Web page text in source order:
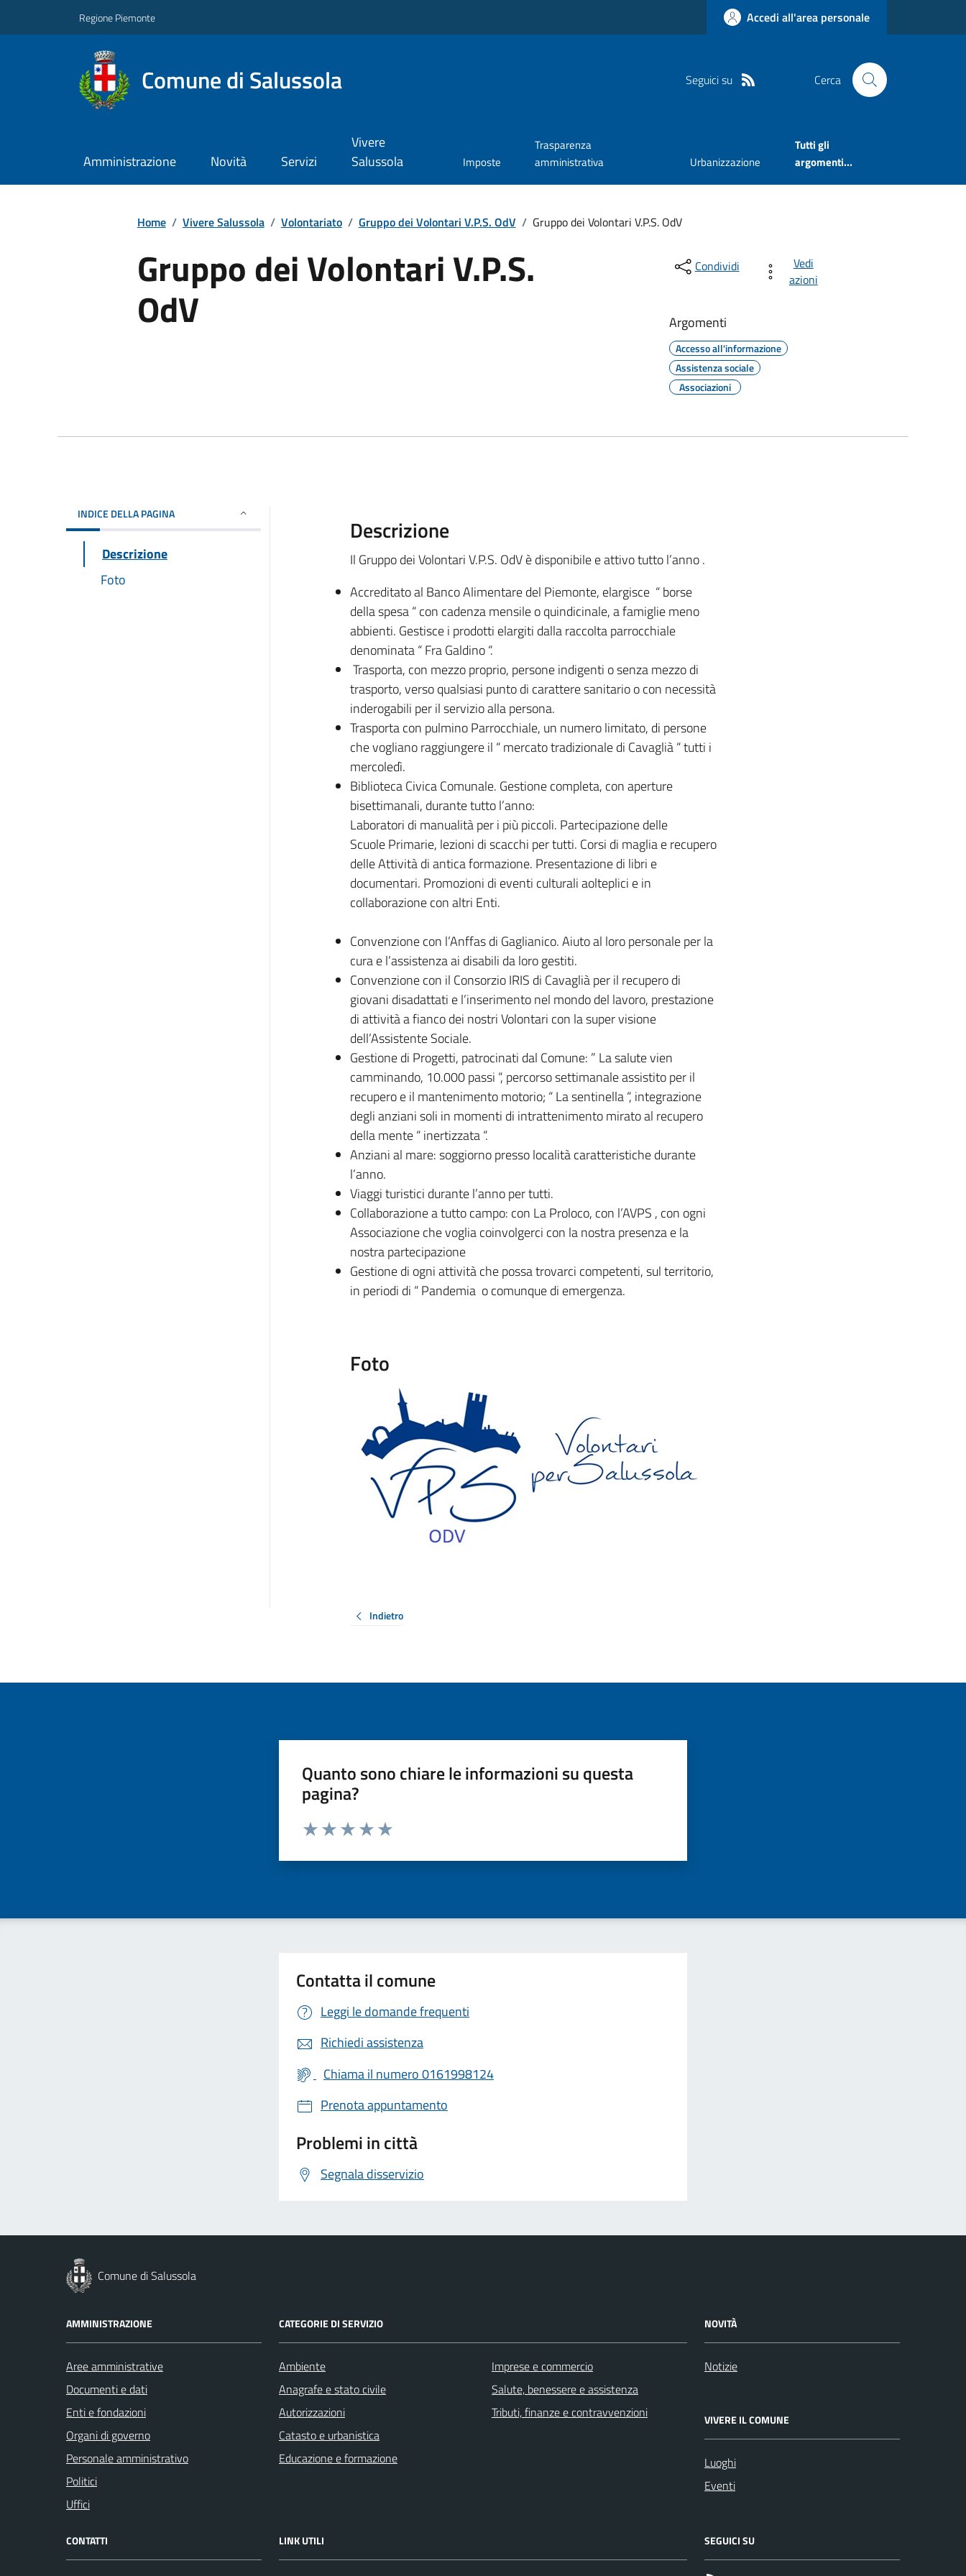
Regione Piemonte Accedi all'area personale
Comune di Salussola Seguici su Cerca
Amministrazione Novità Servizi
Vivere
Salussola
Imposte
Trasparenza
amministrativa
Urbanizzazione
Tutti gli
argomenti...
Home / Vivere Salussola / Volontariato / Gruppo dei Volontari V.P.S. OdV / Gruppo dei Volontari V.P.S. OdV
Gruppo dei Volontari V.P.S.
OdV
Condividi
Vedi
azioni
Argomenti
Accesso all'informazione
Assistenza sociale
Associazioni
INDICE DELLA PAGINA
Descrizione
Foto
Descrizione
Il Gruppo dei Volontari V.P.S. OdV è disponibile e attivo tutto l’anno .
Accreditato al Banco Alimentare del Piemonte, elargisce “ borse
della spesa “ con cadenza mensile o quindicinale, a famiglie meno
abbienti. Gestisce i prodotti elargiti dalla raccolta parrocchiale
denominata “ Fra Galdino “.
Trasporta, con mezzo proprio, persone indigenti o senza mezzo di
trasporto, verso qualsiasi punto di carattere sanitario o con necessità
inderogabili per il servizio alla persona.
Trasporta con pulmino Parrocchiale, un numero limitato, di persone
che vogliano raggiungere il “ mercato tradizionale di Cavaglià “ tutti i
mercoledì.
Biblioteca Civica Comunale. Gestione completa, con aperture
bisettimanali, durante tutto l’anno:
Laboratori di manualità per i più piccoli. Partecipazione delle
Scuole Primarie, lezioni di scacchi per tutti. Corsi di maglia e recupero
delle Attività di antica formazione. Presentazione di libri e
documentari. Promozioni di eventi culturali aolteplici e in
collaborazione con altri Enti.
Convenzione con l’Anffas di Gaglianico. Aiuto al loro personale per la
cura e l’assistenza ai disabili da loro gestiti.
Convenzione con il Consorzio IRIS di Cavaglià per il recupero di
giovani disadattati e l’inserimento nel mondo del lavoro, prestazione
di attività a fianco dei nostri Volontari con la super visione
dell’Assistente Sociale.
Gestione di Progetti, patrocinati dal Comune: ” La salute vien
camminando, 10.000 passi “, percorso settimanale assistito per il
recupero e il mantenimento motorio; “ La sentinella “, integrazione
degli anziani soli in momenti di intrattenimento mirato al recupero
della mente “ inertizzata “.
Anziani al mare: soggiorno presso località caratteristiche durante
l’anno.
Viaggi turistici durante l’anno per tutti.
Collaborazione a tutto campo: con La Proloco, con l’AVPS , con ogni
Associazione che voglia coinvolgerci con la nostra presenza e la
nostra partecipazione
Gestione di ogni attività che possa trovarci competenti, sul territorio,
in periodi di “ Pandemia o comunque di emergenza.
Foto
Indietro
Quanto sono chiare le informazioni su questa
pagina?
Valuta da 1 a 5 stelle la pagina
Contatta il comune
Leggi le domande frequenti
Richiedi assistenza
Chiama il numero 0161998124
Prenota appuntamento
Problemi in città
Segnala disservizio
Comune di Salussola
AMMINISTRAZIONE
Aree amministrative
Documenti e dati
Enti e fondazioni
Organi di governo
Personale amministrativo
Politici
Uffici
CATEGORIE DI SERVIZIO
Ambiente
Anagrafe e stato civile
Autorizzazioni
Catasto e urbanistica
Educazione e formazione
Imprese e commercio
Salute, benessere e assistenza
Tributi, finanze e contravvenzioni
NOVITÀ
Notizie
VIVERE IL COMUNE
Luoghi
Eventi
CONTATTI LINK UTILI SEGUICI SU